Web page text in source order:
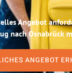
Angebot
nach Osnabrück
ANGEBOT